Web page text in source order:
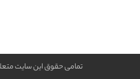
تمامی حقوق این سایت